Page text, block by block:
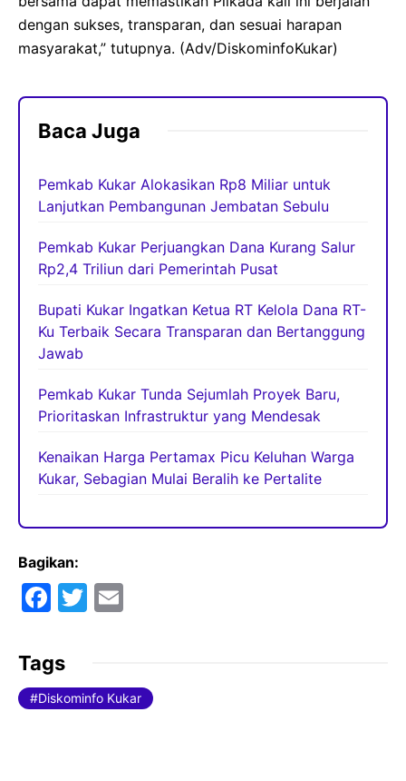
dengan sukses, transparan, dan sesuai harapan
masyarakat,” tutupnya. (Adv/DiskominfoKukar)
Baca Juga
Pemkab Kukar Alokasikan Rp8 Miliar untuk
Lanjutkan Pembangunan Jembatan Sebulu
Pemkab Kukar Perjuangkan Dana Kurang Salur
Rp2,4 Triliun dari Pemerintah Pusat
Bupati Kukar Ingatkan Ketua RT Kelola Dana RT-
Ku Terbaik Secara Transparan dan Bertanggung
Jawab
Pemkab Kukar Tunda Sejumlah Proyek Baru,
Prioritaskan Infrastruktur yang Mendesak
Kenaikan Harga Pertamax Picu Keluhan Warga
Kukar, Sebagian Mulai Beralih ke Pertalite
Bagikan:
F
c
e
b
T
er l
Tags
Diskominfo Kukar